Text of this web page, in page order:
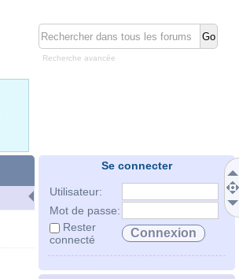
Recherche avancée
Se connecter
Utilisateur:
Mot de passe:
Rester
connecté